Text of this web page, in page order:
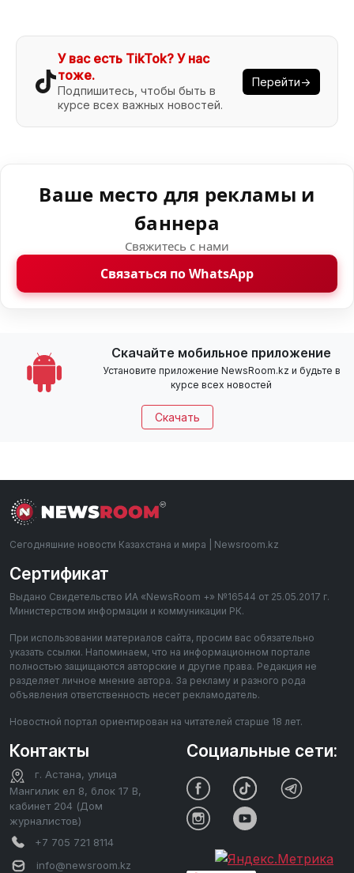
У вас есть TikTok? У нас
тоже.
Подпишитесь, чтобы быть в
курсе всех важных новостей.
Перейти→
Ваше место для рекламы и
баннера
Свяжитесь с нами
Связаться по WhatsApp
Скачайте мобильное приложение
Установите приложение NewsRoom.kz и будьте в
курсе всех новостей
Скачать
Сегодняшние новости Казахстана и мира | Newsroom.kz
Сертификат
Выдано Свидетельство ИА «NewsRoom +» №16544 от 25.05.2017 г.
Министерством информации и коммуникации РК.
При использовании материалов сайта, просим вас обязательно
указать ссылки. Напоминаем, что на информационном портале
полностью защищаются авторские и другие права. Редакция не
разделяет личное мнение автора. За рекламу и разного рода
объявления ответственность несет рекламодатель.
Новостной портал ориентирован на читателей старше 18 лет.
Контакты
г. Астана, улица
Мангилик ел 8, блок 17 В,
кабинет 204 (Дом
журналистов)
+7 705 721 8114
info@newsroom.kz
Социальные сети: